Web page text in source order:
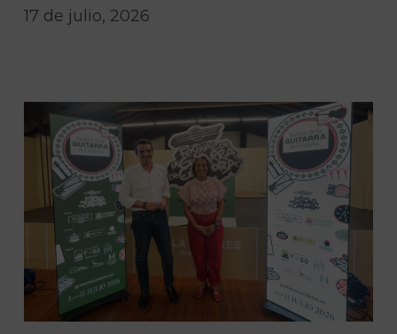
17 de julio, 2026